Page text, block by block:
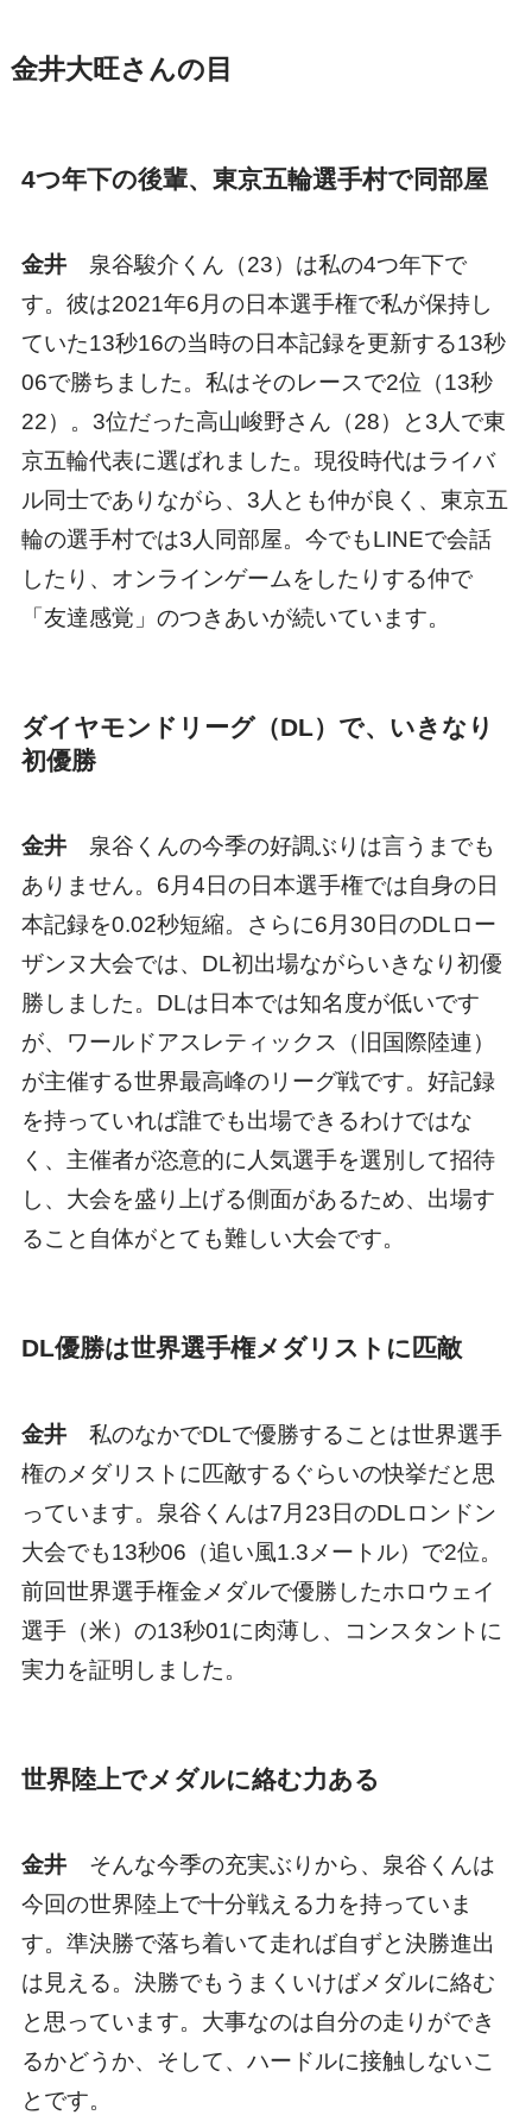
金井大旺さんの目
4つ年下の後輩、東京五輪選手村で同部屋
金井泉谷駿介くん（23）は私の4つ年下で
す。彼は2021年6月の日本選手権で私が保持し
ていた13秒16の当時の日本記録を更新する13秒
06で勝ちました。私はそのレースで2位（13秒
22）。3位だった高山峻野さん（28）と3人で東
京五輪代表に選ばれました。現役時代はライバ
ル同士でありながら、3人とも仲が良く、東京五
輪の選手村では3人同部屋。今でもLINEで会話
したり、オンラインゲームをしたりする仲で
「友達感覚」のつきあいが続いています。
ダイヤモンドリーグ（DL）で、いきなり
初優勝
金井泉谷くんの今季の好調ぶりは言うまでも
ありません。6月4日の日本選手権では自身の日
本記録を0.02秒短縮。さらに6月30日のDLロー
ザンヌ大会では、DL初出場ながらいきなり初優
勝しました。DLは日本では知名度が低いです
が、ワールドアスレティックス（旧国際陸連）
が主催する世界最高峰のリーグ戦です。好記録
を持っていれば誰でも出場できるわけではな
く、主催者が恣意的に人気選手を選別して招待
し、大会を盛り上げる側面があるため、出場す
ること自体がとても難しい大会です。
DL優勝は世界選手権メダリストに匹敵
金井私のなかでDLで優勝することは世界選手
権のメダリストに匹敵するぐらいの快挙だと思
っています。泉谷くんは7月23日のDLロンドン
大会でも13秒06（追い風1.3メートル）で2位。
前回世界選手権金メダルで優勝したホロウェイ
選手（米）の13秒01に肉薄し、コンスタントに
実力を証明しました。
世界陸上でメダルに絡む力ある
金井そんな今季の充実ぶりから、泉谷くんは
今回の世界陸上で十分戦える力を持っていま
す。準決勝で落ち着いて走れば自ずと決勝進出
は見える。決勝でもうまくいけばメダルに絡む
と思っています。大事なのは自分の走りができ
るかどうか、そして、ハードルに接触しないこ
とです。